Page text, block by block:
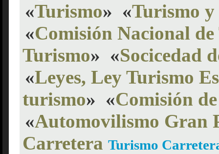
«Turismo» «Turismo
«Comisión Nacional
Turismo» «Socicedad
«Leyes, Ley Turismo
turismo» «Comisión
«Automovilismo Gran
Carretera Turismo